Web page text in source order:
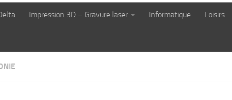
Impression 3D – Gravure laser Informatique Loisirs